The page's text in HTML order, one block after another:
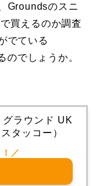
Groundsのスニ
買えるのか調査
でている
のでしょうか。
グラウンド UK
タッコー）